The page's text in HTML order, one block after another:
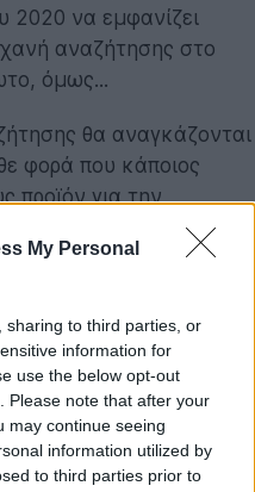
My Personal
sharing to third parties, or
information for
use the below opt-out
Please note that after your
may continue seeing
information utilized by
to third parties prior to
2020 να εμφανίζει
αναζήτησης στο
όμως...
θα αναγκάζονται
φορά που κάποιος
προϊόν για την
και μάλιστα θα
για τις τρεις
το Google Search.